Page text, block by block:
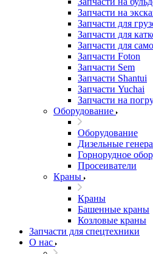
Запчасти на
Запчасти для
Запчасти для
Запчасти для
Запчасти Foton
Запчасти Sem
Запчасти Shantui
Запчасти Yuchai
Запчасти на
Оборудование
Оборудование
Дизельные
Горнорудное
Просеиватели
Краны
Краны
Башенные краны
Козловые краны
Запчасти для спецтехники
О нас